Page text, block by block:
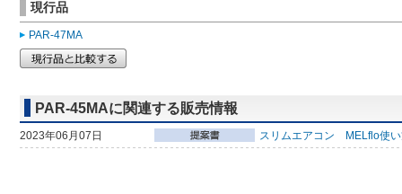
現行品
PAR-47MA
PAR-45MAに関連する販売情報
2023年06月07日 スリムエアコン MELflo使